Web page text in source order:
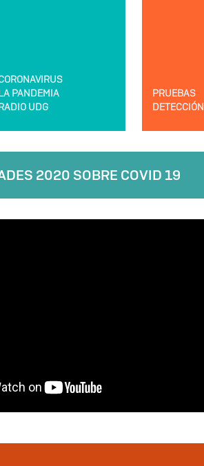
PANDEMIA
UDG
PRUEBAS
DETECCIÓN
2020 SOBRE COVID 19